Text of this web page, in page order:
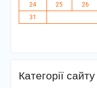
24
25 26
31
Категорії сайту